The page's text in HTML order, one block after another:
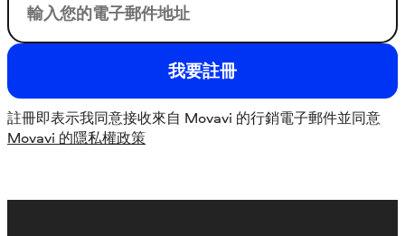
您的電子郵件
我要註冊
註冊即表示我同意接收來自 Movavi 的行銷電子郵件並同意
Movavi 的隱私權政策